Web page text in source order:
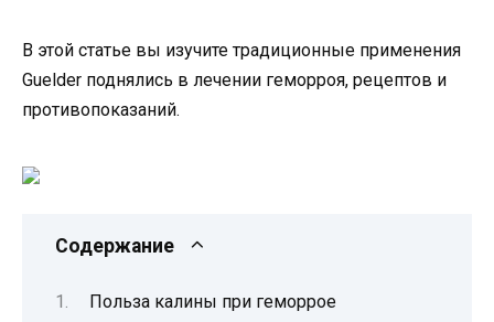
В этой статье вы изучите традиционные применения
Guelder поднялись в лечении геморроя, рецептов и
противопоказаний.
Содержание
Польза калины при геморрое